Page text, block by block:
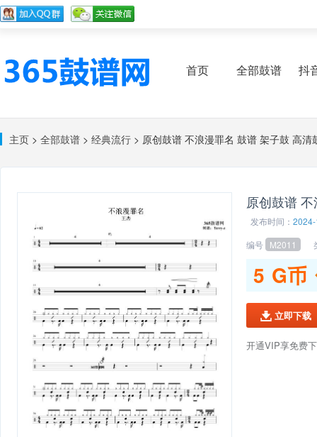
首页 全部鼓谱 抖
主页 > 全部鼓谱 > 经典流行 > 原创鼓谱 不浪漫罪名 鼓谱 架子鼓 高清
原创鼓谱
发布时间：
编号 M2011
5 G币
 立即下载
开通VIP享免费